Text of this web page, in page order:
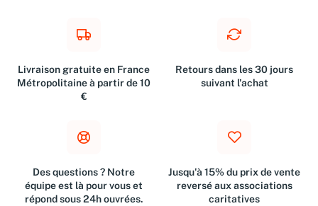
Livraison gratuite en France
Métropolitaine à partir de 10
€
Retours dans les 30 jours
suivant l'achat
Des questions ? Notre
équipe est là pour vous et
répond sous 24h ouvrées.
Jusqu'à 15% du prix de vente
reversé aux associations
caritatives